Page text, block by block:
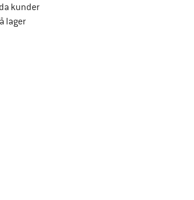
kunder
lager
Pilot-garanti - hitta all information här!